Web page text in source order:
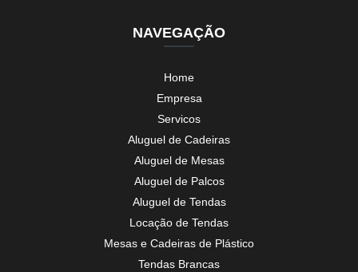
NAVEGAÇÃO
Home
Empresa
Servicos
Aluguel de Cadeiras
Aluguel de Mesas
Aluguel de Palcos
Aluguel de Tendas
Locação de Tendas
Mesas e Cadeiras de Plástico
Tendas Brancas